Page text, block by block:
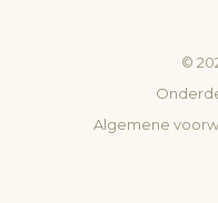
©
Algemene